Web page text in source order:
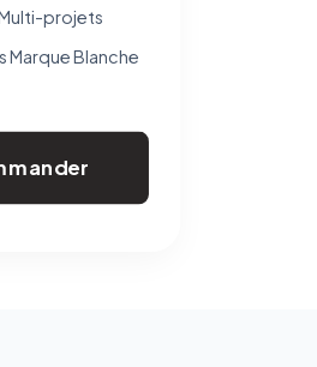
projets
Marque Blanche